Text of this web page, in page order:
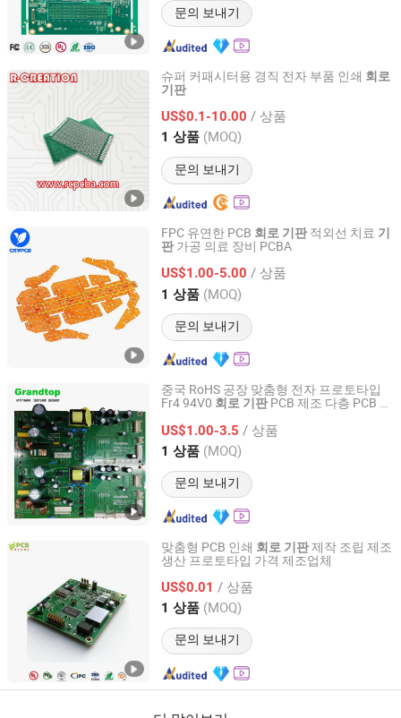
문의 보내기
슈퍼 커패시터용 경직 전자 부품 인쇄 회로
기판
US$0.1-10.00 / 상품
1 상품 (MOQ)
문의 보내기
R-CREATION Technology Co., Ltd.
Anhui, China 이후 2013
FPC 유연한 PCB 회로 기판적외선 치료 기
판가공 의료 장비 PCBA
US$1.00-5.00 / 상품
1 상품 (MOQ)
문의 보내기
Shenzhen Chengruyuan Technology Co., Ltd.
Guangdong, China 이후 2021
중국 RoHS 공장 맞춤형 전자 프로토타입
Fr4 94V0 회로 기판PCB 제조 다층 PCB 설
US$1.00-3.5 / 상품
1 상품 (MOQ)
문의 보내기
Shenzhen Grandtop Electronics Co., Ltd.
Guangdong, China 이후 2017
맞춤형 PCB 인쇄 회로 기판제작 조립 제조
생산 프로토타입 가격 제조업체
US$0.01 / 상품
1 상품 (MOQ)
문의 보내기
Shenzhen Core Hecheng Electronic Technology Co., Ltd.
Guangdong, China 이후 2025